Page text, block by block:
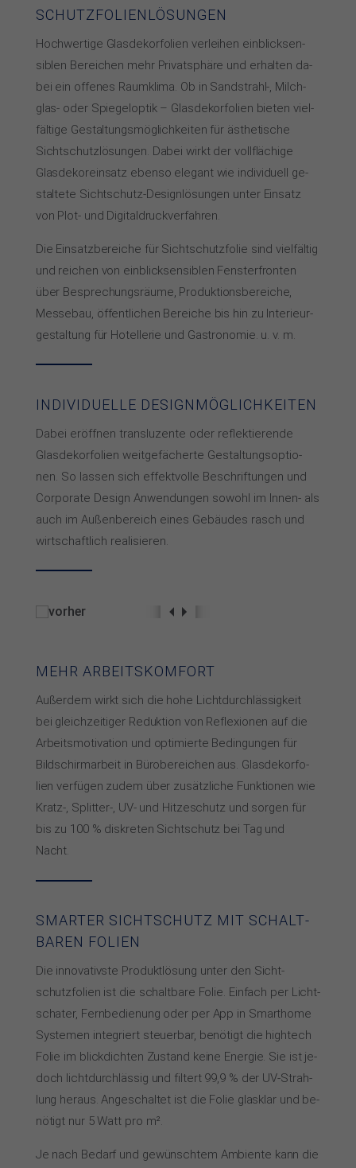
SCHUTZ­FOLIEN­LÖSUNGEN
Hochwertige Glas­de­kor­fo­lien ver­lei­hen ein­blick­sen­
sib­len Be­rei­chen mehr Pri­vat­sphä­re und er­hal­ten da­
bei ein of­fe­nes Raum­kli­ma. Ob in Sand­strahl-, Milch­
glas- oder Spie­gel­op­tik – Glas­de­kor­fo­lien bie­ten viel­
fäl­ti­ge Ge­stal­tungs­mög­lich­kei­ten für äs­the­ti­sche
Sicht­schutz­lö­sun­gen. Da­bei wirkt der voll­flä­chi­ge
Glas­de­kor­ein­satz eben­so ele­gant wie in­­di­­vi­duell ge­
stal­te­te Sicht­schutz-De­sign­lö­sun­gen un­ter Ein­satz
von Plot- und Di­gi­tal­druck­ver­fah­ren.
Die Einsatzbereiche für Sicht­schutz­fo­lie sind viel­fäl­tig
und rei­chen von ein­blick­sen­sib­len Fens­ter­fron­ten
über Be­spre­chungs­räu­me, Pro­duk­tions­be­rei­che,
Mes­se­bau, öf­fent­li­chen Be­rei­che bis hin zu In­te­rieur­
ge­stal­tung für Ho­tel­le­rie und Gas­tro­no­mie. u. v. m.
INDIVIDUELLE DESIGN­MÖG­LICH­KEITEN
Da­bei er­öff­nen trans­lu­zen­te oder re­flek­tie­ren­de
Glas­de­kor­fo­lien weit­ge­fä­cher­te Ge­stal­tungs­op­tio­
nen. So las­sen sich ef­fekt­vol­le Be­schrif­tun­gen und
Cor­po­ra­te De­sign An­wen­dun­gen so­wohl im In­nen- als
auch im Au­ßen­be­reich eines Ge­bäu­des rasch und
wirt­schaft­lich rea­li­sie­ren.
MEHR ARBEITS­KOMFORT
Außer­dem wirkt sich die ho­he Licht­durch­läs­sig­keit
bei gleich­zei­ti­ger Re­duk­tion von Re­fle­xio­nen auf die
Ar­beits­mo­ti­va­tion und op­ti­mier­te Be­din­gun­gen für
Bild­schirm­ar­beit in Bü­ro­be­rei­chen aus. Glas­de­kor­fo­
lien ver­fü­gen zu­dem über zu­sätz­li­che Funk­tio­nen wie
Kratz-, Split­ter-, UV- und Hit­ze­schutz und sor­gen für
bis zu 100 % dis­kre­ten Sicht­schutz bei Tag und
Nacht.
SMARTER SICHT­SCHUTZ MIT SCHALT­
BA­REN FO­LIEN
Die innovativste Pro­dukt­lö­sung unter den Sicht­
schutz­fo­lien ist die schalt­ba­re Fo­lie. Ein­fach per Licht­
scha­ter, Fern­be­die­nung oder per App in Smart­home
Sys­­te­men in­te­griert steu­er­bar, be­nö­tigt die high­tech
Fo­lie im blick­dich­ten Zu­stand kei­ne Ener­gie. Sie ist je­
doch licht­durch­läs­sig und fil­tert 99,9 % der UV-Strah­
lung he­raus. An­ge­schal­tet ist die Fo­lie glas­klar und be­
nö­tigt nur 5 Watt pro m².
Je nach Be­darf und ge­wünsch­tem Am­bien­te kann die